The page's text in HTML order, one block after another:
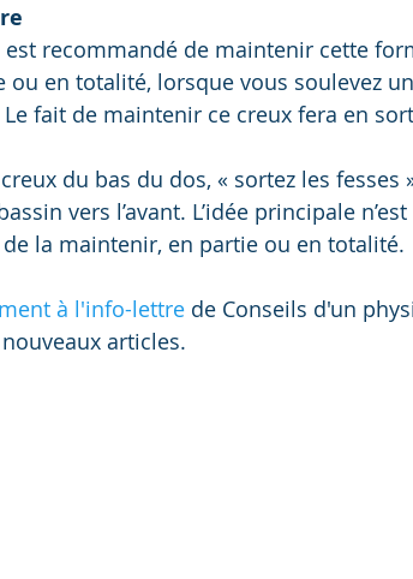
recommandé de maintenir cette
en totalité, lorsque vous soulevez
fait de maintenir ce creux fera en
du bas du dos, « sortez les fesses
vers l’avant. L’idée principale n’est
la maintenir, en partie ou en totalité.
à l'info-lettre de Conseils d'un
articles.